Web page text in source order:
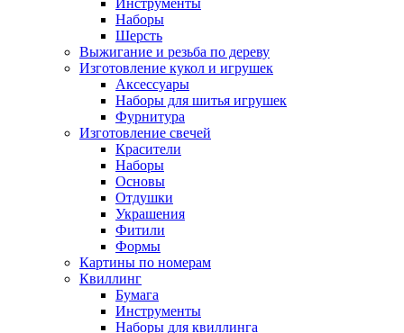
Инструменты
Наборы
Шерсть
Выжигание и резьба по дереву
Изготовление кукол и игрушек
Аксессуары
Наборы для шитья игрушек
Фурнитура
Изготовление свечей
Красители
Наборы
Основы
Отдушки
Украшения
Фитили
Формы
Картины по номерам
Квиллинг
Бумага
Инструменты
Наборы для квиллинга